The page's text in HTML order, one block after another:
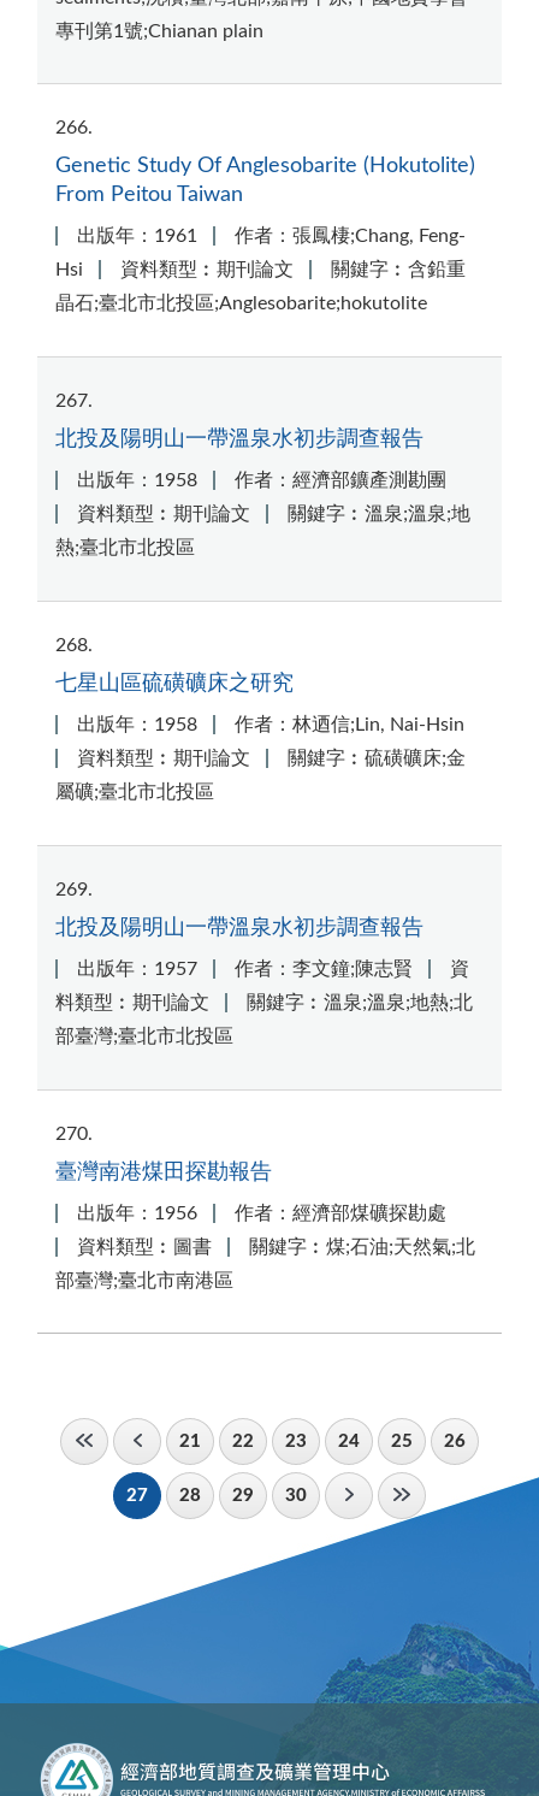
專刊第1號;Chianan plain
266
Genetic Study Of Anglesobarite (Hokutolite)
From Peitou Taiwan
出版年：1961
作者：張鳳棲;Chang, Feng-
Hsi
資料類型︰期刊論文
關鍵字︰含鉛重
晶石;臺北市北投區;Anglesobarite;hokutolite
267
北投及陽明山一帶溫泉水初步調查報告
出版年：1958
作者：經濟部鑛產測勘團
資料類型︰期刊論文
關鍵字︰溫泉;溫泉;地
熱;臺北市北投區
268
七星山區硫磺礦床之研究
出版年：1958
作者：林迺信;Lin, Nai-Hsin
資料類型︰期刊論文
關鍵字︰硫磺礦床;金
屬礦;臺北市北投區
269
北投及陽明山一帶溫泉水初步調查報告
出版年：1957 作者：李文鐘;陳志賢
資
料類型︰期刊論文
關鍵字︰溫泉;溫泉;地熱;北
部臺灣;臺北市北投區
270
臺灣南港煤田探勘報告
出版年：1956
作者：經濟部煤礦探勘處
資料類型︰圖書
關鍵字︰煤;石油;天然氣;北
部臺灣;臺北市南港區
21 22 23 24 25 26
27 28 29 30